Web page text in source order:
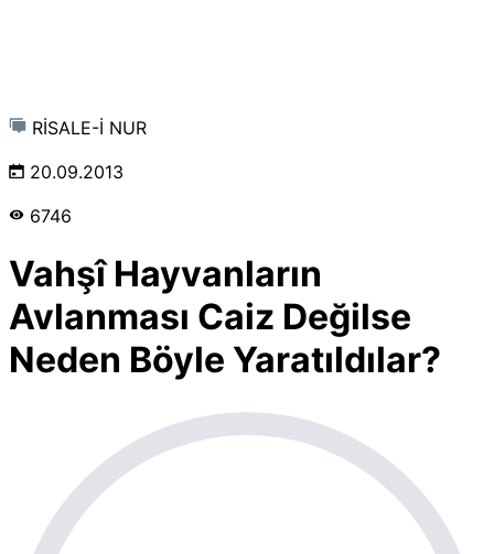
RİSALE-İ NUR
20.09.2013
6746
Vahşî Hayvanların
Avlanması Caiz Değilse
Neden Böyle Yaratıldılar?